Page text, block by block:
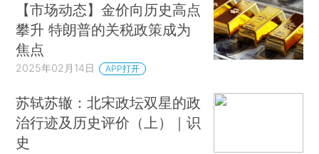
【市场动态】金价向历史高点
攀升 特朗普的关税政策成为
焦点
2025年02月14日 APP打开
苏轼苏辙：北宋政坛双星的政
治行迹及历史评价（上）｜识
史